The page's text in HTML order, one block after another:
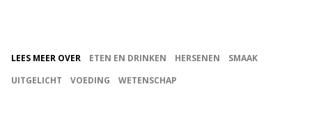
LEES MEER OVER ETEN EN DRINKEN HERSENEN
SMAAK
UITGELICHT
VOEDING WETENSCHAP